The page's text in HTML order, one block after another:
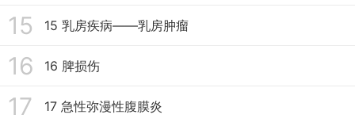
15 15 乳房疾病——乳房肿瘤
16 16 脾损伤
17 17 急性弥漫性腹膜炎